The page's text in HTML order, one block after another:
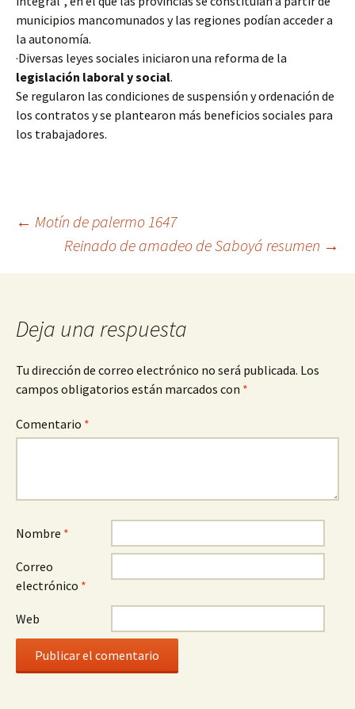
municipios mancomunados y las regiones podían acceder a
la autonomía.
·Diversas leyes sociales iniciaron una reforma de la
legislación laboral y social.
Se regularon las condiciones de suspensión y ordenación de
los contratos y se plantearon más beneficios sociales para
los trabajadores.
Navegación
de
entradas
← Motín de palermo 1647
Reinado de amadeo de Saboyá resumen →
Deja una respuesta
Tu dirección de correo electrónico no será publicada. Los
campos obligatorios están marcados con *
Comentario *
Nombre *
Correo
electrónico *
Web